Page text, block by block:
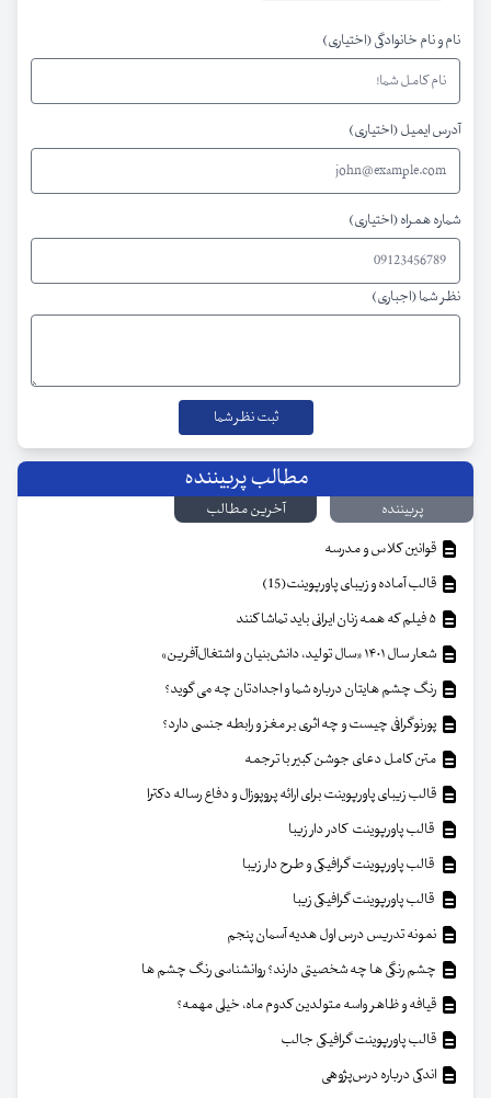
نام و نام خانوادگی (اختیاری)
آدرس ایمیل (اختیاری)
شماره همراه (اختیاری)
نظر شما (اجباری)
مطالب پربیننده
پربیننده
آخرین مطالب
قوانین کلاس و مدرسه
قالب آماده و زیبای پاورپوینت(15)
شعار سال ۱۴۰۱ «سال تولید، دانش‌بنیان و اشتغال‌آفرین»
رنگ چشم هایتان درباره شما و اجدادتان چه می گوید؟
پورنوگرافی چیست و چه اثری بر مغز و رابطه جنسی دارد؟
متن کامل دعای جوشن کبیر با ترجمه
قالب زیبای پاورپوینت برای ارائه پروپوزال و دفاع رساله دکترا
قالب پاورپوینت کادر دار زیبا
قالب پاورپوینت گرافیکی و طرح دار زیبا
قالب پاورپوینت گرافیکی زیبا
نمونه تدریس درس اول هدیه آسمان پنجم
چشم رنگی ها چه شخصیتی دارند؟ روانشناسی رنگ چشم ها
قیافه و ظاهر واسه متولدین کدوم ماه، خیلی مهمه؟
قالب پاورپوینت گرافیکی جالب
اندکی درباره درس‌پژوهی